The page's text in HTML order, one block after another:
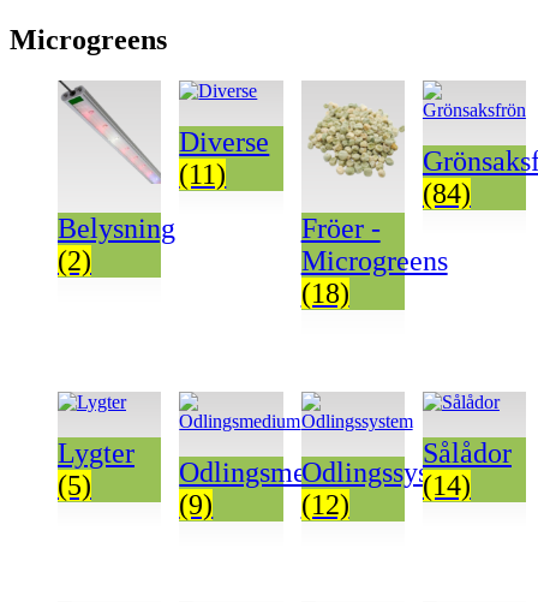
Microgreens
Belysning
(2)
Diverse
(11)
Fröer -
Microgreens
(18)
(84)
Lygter
(5)
Odlingsmedium
(9)
Odlingssystem
(12)
Sålådor
(14)